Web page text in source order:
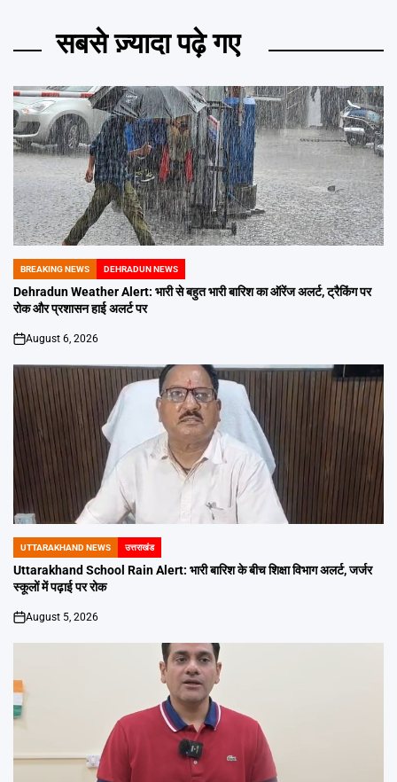
सबसे ज़्यादा पढ़े गए
POSTED
IN
BREAKING NEWS DEHRADUN NEWS
Dehradun Weather Alert: भारी से बहुत भारी बारिश का ऑरेंज अलर्ट, ट्रैकिंग पर
रोक और प्रशासन हाई अलर्ट पर
on
August 6, 2026
POSTED
IN
UTTARAKHAND NEWS उत्तराखंड
Uttarakhand School Rain Alert: भारी बारिश के बीच शिक्षा विभाग अलर्ट, जर्जर
स्कूलों में पढ़ाई पर रोक
on
August 5, 2026